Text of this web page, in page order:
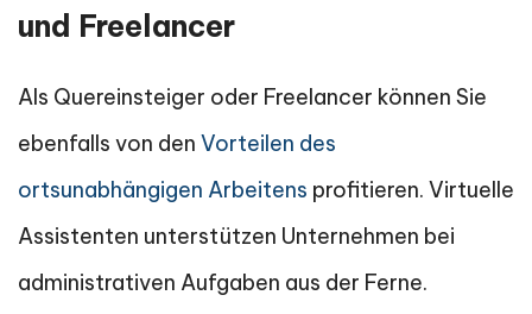
und Freelancer
Als Quereinsteiger oder Freelancer können Sie
ebenfalls von den Vorteilen des
ortsunabhängigen Arbeitens profitieren. Virtuelle
Assistenten unterstützen Unternehmen bei
administrativen Aufgaben aus der Ferne.